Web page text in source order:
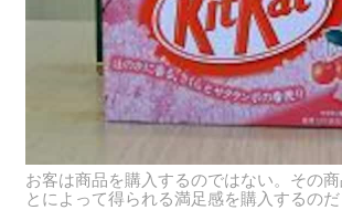
お客は商品を購入するのではない。その
とによって得られる満足感を購入するのだ